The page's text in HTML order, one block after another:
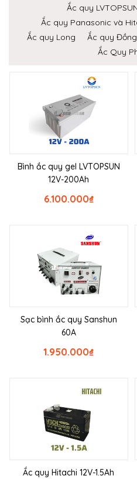
Ắc quy
Ắc quy Panasonic và
Ắc quy Long
Ắc quy
Ắc Quy
Bình ắc quy gel LVTOPSUN
12V-200Ah
₫
6.100.000
Sạc bình ắc quy Sanshun
60A
₫
1.950.000
Ắc quy Hitachi 12V-1.5Ah